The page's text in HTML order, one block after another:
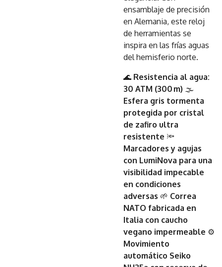
ensamblaje de precisión
en Alemania, este reloj
de herramientas se
inspira en las frías aguas
del hemisferio norte.
🌊 Resistencia al agua:
30 ATM (300 m) 🌫️
Esfera gris tormenta
protegida por cristal
de zafiro ultra
resistente 🔦
Marcadores y agujas
con LumiNova para una
visibilidad impecable
en condiciones
adversas 🌱 Correa
NATO fabricada en
Italia con caucho
vegano impermeable ⚙️
Movimiento
automático Seiko